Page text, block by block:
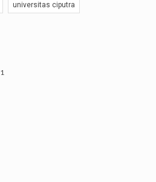
universitas ciputra